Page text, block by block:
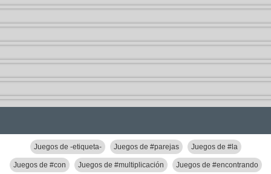
Juegos de -etiqueta- Juegos de #parejas Juegos de #la
Juegos de #con Juegos de #multiplicación Juegos de #encontrando